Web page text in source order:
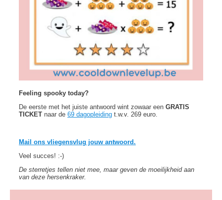
Feeling spooky today?
De eerste met het juiste antwoord wint zowaar een GRATIS
TICKET naar de 69 dagopleiding t.w.v. 269 euro.
Mail ons vliegensvlug jouw antwoord.
Veel succes! :-)
De sterretjes tellen niet mee, maar geven de moeilijkheid aan
van deze hersenkraker.